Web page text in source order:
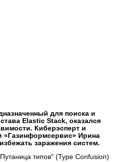
для поиска и
Elastic Stack, оказался
Киберэсперт и
«Газинформсервис» Ирина
заражения систем.
типов" (Type Confusion)